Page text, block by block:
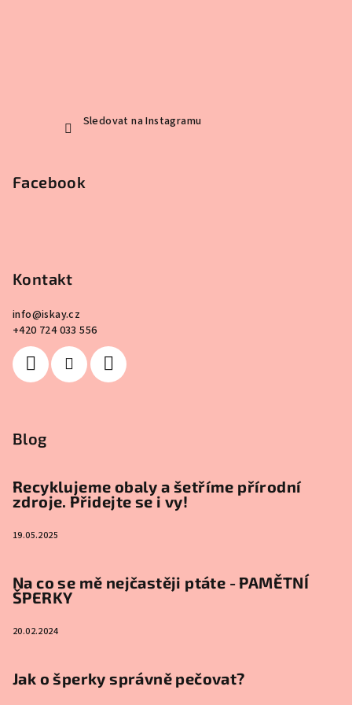
Sledovat na Instagramu
Facebook
Kontakt
info@iskay.cz
+420 724 033 556
Blog
Recyklujeme obaly a šetříme přírodní
zdroje. Přidejte se i vy!
19.05.2025
Na co se mě nejčastěji ptáte - PAMĚTNÍ
ŠPERKY
20.02.2024
Jak o šperky správně pečovat?